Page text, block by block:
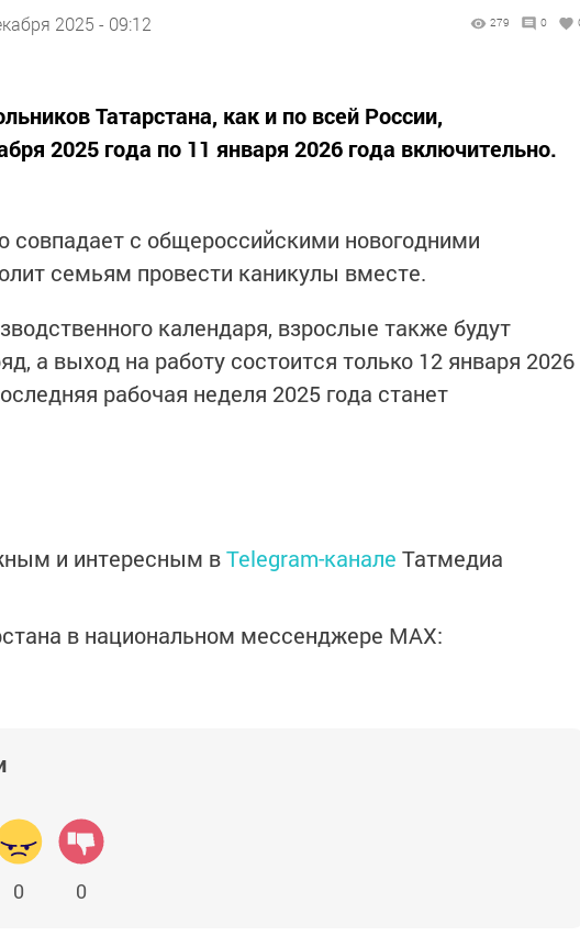
2025 - 09:12 279 0
Татарстана, как и по всей России,
2025 года по 11 января 2026 года включительно.
совпадает с общероссийскими новогодними
семьям провести каникулы вместе.
календаря, взрослые также будут
а выход на работу состоится только 12 января 2026
рабочая неделя 2025 года станет
и интересным вTelegram-канале Татмедиа
в национальном мессенджере MАХ:
0 0